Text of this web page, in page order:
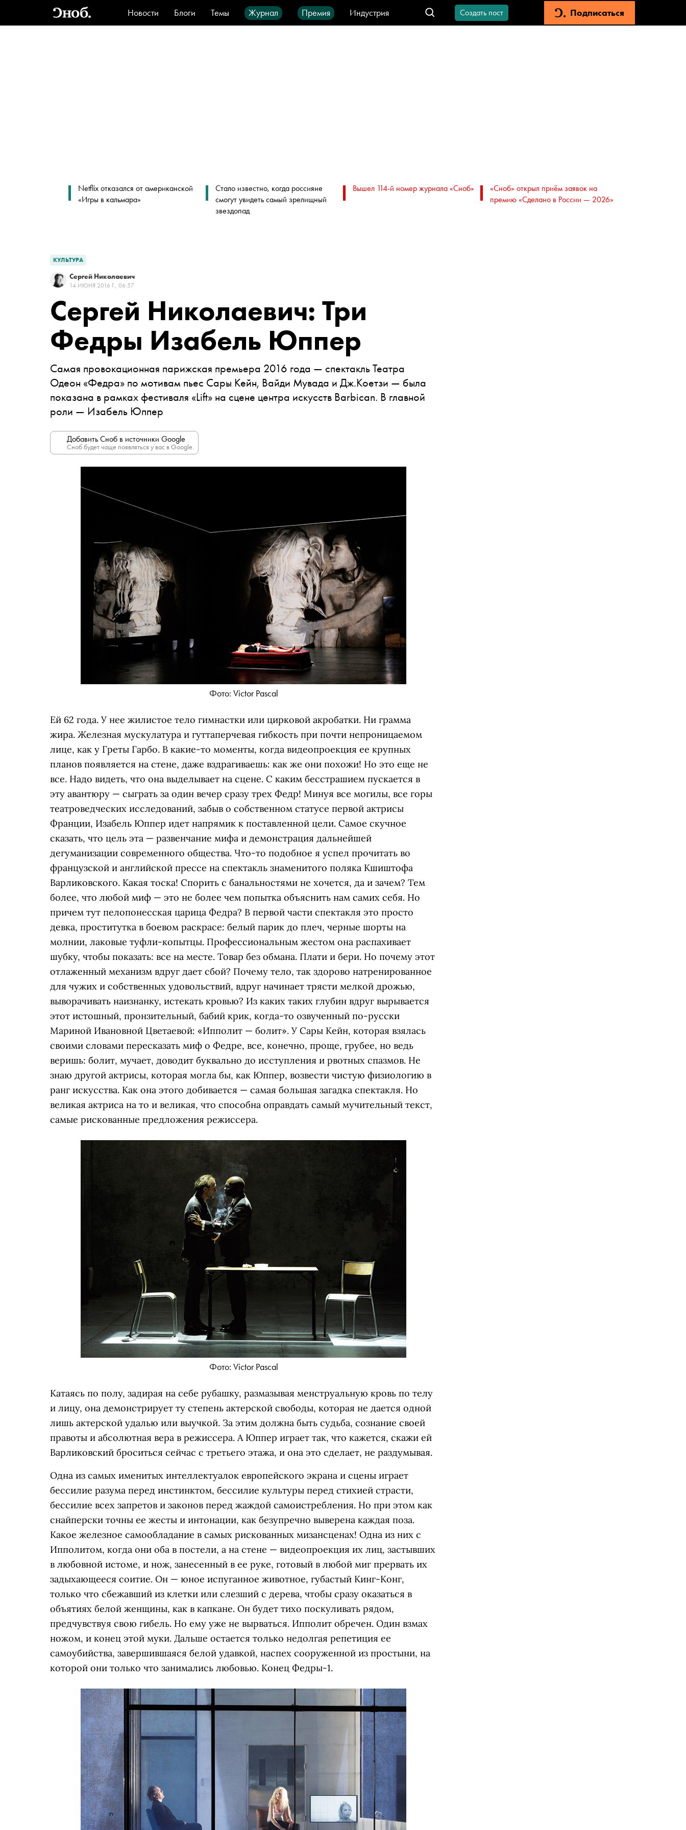
Новости Блоги Темы Журнал Премия
Индустрия
Стиль
Видео Город IT-продукты
Создать пост Подписаться
Netflix отказался от американской
«Игры в кальмара»
Стало известно, когда россияне
смогут увидеть самый зрелищный
звездопад
Вышел 114-й номер журнала «Сноб»
«Сноб» открыл приём заявок на
премию «Сделано в России — 2026»
КУЛЬТУРА
Сергей Николаевич
14 ИЮНЯ 2016 Г., 06:57
Сергей Николаевич: Три
Федры Изабель Юппер
Самая провокационная парижская премьера 2016 года — спектакль Театра
Одеон «Федра» по мотивам пьес Сары Кейн, Вайди Мувада и Дж.Коетзи — была
показана в рамках фестиваля «Lift» на сцене центра искусств Barbican. В главной
роли — Изабель Юппер
Добавить Сноб в источники Google
Сноб будет чаще появляться у вас в Google.
Фото: Victor Pascal
Ей 62 года. У нее жилистое тело гимнастки или цирковой акробатки. Ни грамма
жира. Железная мускулатура и гуттаперчевая гибкость при почти непроницаемом
лице, как у Греты Гарбо. В какие-то моменты, когда видеопроекция ее крупных
планов появляется на стене, даже вздрагиваешь: как же они похожи! Но это еще не
все. Надо видеть, что она выделывает на сцене. С каким бесстрашием пускается в
эту авантюру — сыграть за один вечер сразу трех Федр! Минуя все могилы, все горы
театроведческих исследований, забыв о собственном статусе первой актрисы
Франции, Изабель Юппер идет напрямик к поставленной цели. Самое скучное
сказать, что цель эта — развенчание мифа и демонстрация дальнейшей
дегуманизации современного общества. Что-то подобное я успел прочитать во
французской и английской прессе на спектакль знаменитого поляка Кшиштофа
Варликовского. Какая тоска! Спорить с банальностями не хочется, да и зачем? Тем
более, что любой миф — это не более чем попытка объяснить нам самих себя. Но
причем тут пелопонесская царица Федра? В первой части спектакля это просто
девка, проститутка в боевом раскрасе: белый парик до плеч, черные шорты на
молнии, лаковые туфли-копытцы. Профессиональным жестом она распахивает
шубку, чтобы показать: все на месте. Товар без обмана. Плати и бери. Но почему этот
отлаженный механизм вдруг дает сбой? Почему тело, так здорово натренированное
для чужих и собственных удовольствий, вдруг начинает трясти мелкой дрожью,
выворачивать наизнанку, истекать кровью? Из каких таких глубин вдруг вырывается
этот истошный, пронзительный, бабий крик, когда-то озвученный по-русски
Мариной Ивановной Цветаевой: «Ипполит — болит». У Сары Кейн, которая взялась
своими словами пересказать миф о Федре, все, конечно, проще, грубее, но ведь
веришь: болит, мучает, доводит буквально до исступления и рвотных спазмов. Не
знаю другой актрисы, которая могла бы, как Юппер, возвести чистую физиологию в
ранг искусства. Как она этого добивается — самая большая загадка спектакля. Но
великая актриса на то и великая, что способна оправдать самый мучительный текст,
самые рискованные предложения режиссера.
Фото: Victor Pascal
Катаясь по полу, задирая на себе рубашку, размазывая менструальную кровь по телу
и лицу, она демонстрирует ту степень актерской свободы, которая не дается одной
лишь актерской удалью или выучкой. За этим должна быть судьба, сознание своей
правоты и абсолютная вера в режиссера. А Юппер играет так, что кажется, скажи ей
Варликовский броситься сейчас с третьего этажа, и она это сделает, не раздумывая.
Одна из самых именитых интеллектуалок европейского экрана и сцены играет
бессилие разума перед инстинктом, бессилие культуры перед стихией страсти,
бессилие всех запретов и законов перед жаждой самоистребления. Но при этом как
снайперски точны ее жесты и интонации, как безупречно выверена каждая поза.
Какое железное самообладание в самых рискованных мизансценах! Одна из них с
Ипполитом, когда они оба в постели, а на стене — видеопроекция их лиц, застывших
в любовной истоме, и нож, занесенный в ее руке, готовый в любой миг прервать их
задыхающееся соитие. Он — юное испуганное животное, губастый Кинг-Конг,
только что сбежавший из клетки или слезший с дерева, чтобы сразу оказаться в
объятиях белой женщины, как в капкане. Он будет тихо поскуливать рядом,
предчувствуя свою гибель. Но ему уже не вырваться. Ипполит обречен. Один взмах
ножом, и конец этой муки. Дальше остается только недолгая репетиция ее
самоубийства, завершившаяся белой удавкой, наспех сооруженной из простыни, на
которой они только что занимались любовью. Конец Федры-1.